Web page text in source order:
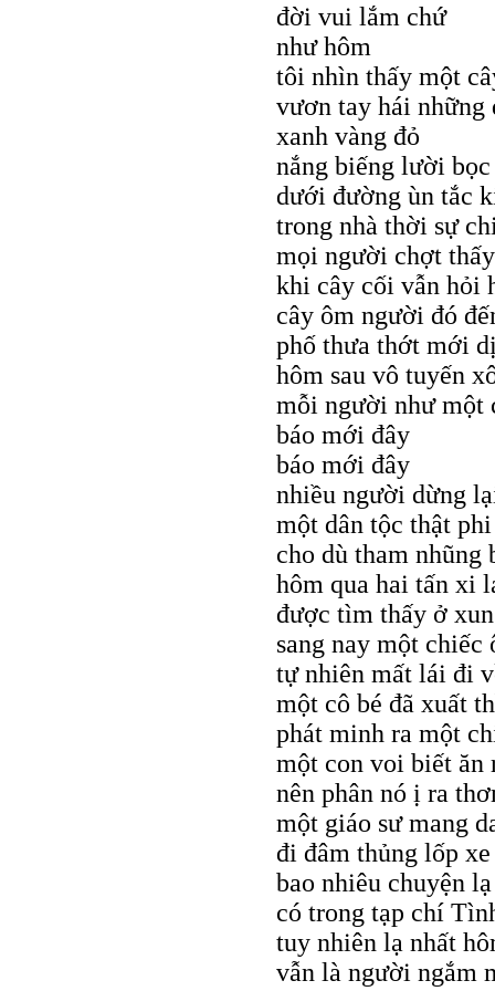
đời vui lắm chứ
như hôm
tôi nhìn thấy một
vươn tay hái những
xanh vàng đỏ
nắng biếng lười bọc
dưới đường ùn tắc
trong nhà thời sự
mọi người chợt
khi cây cối vẫn hỏi
cây ôm người đó
phố thưa thớt mới
hôm sau vô tuyến
mỗi người như một
báo mới đây
báo mới đây
nhiều người dừng
một dân tộc thật
cho dù tham nhũng
hôm qua hai tấn xi
được tìm thấy ở
sang nay một chiếc
tự nhiên mất lái đi
một cô bé đã xuất
phát minh ra một
một con voi biết ăn
nên phân nó ị ra
một giáo sư mang
đi đâm thủng lốp
bao nhiêu chuyện
có trong tạp chí
tuy nhiên lạ nhất
vẫn là người ngắm